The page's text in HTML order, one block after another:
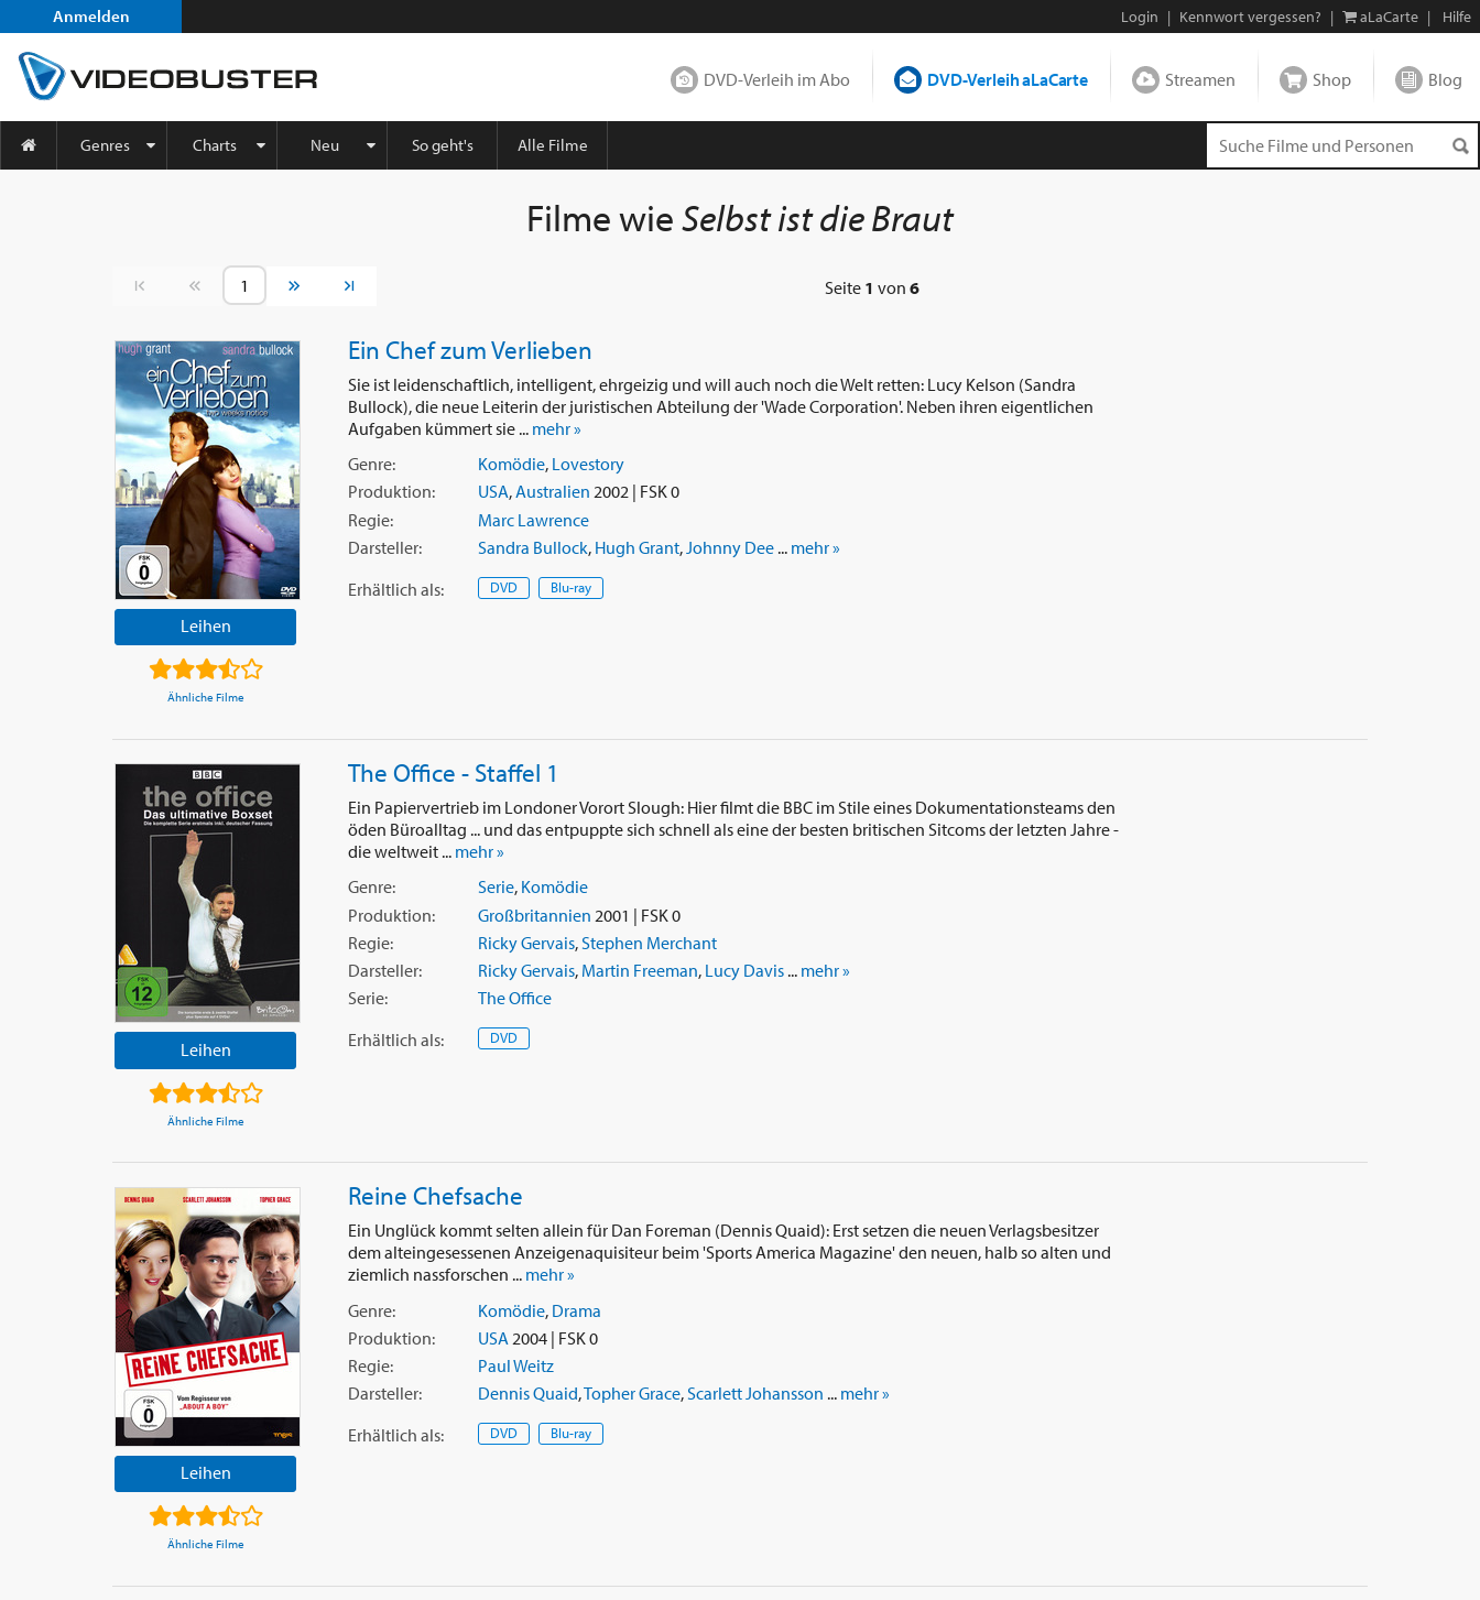
Anmelden Login | Kennwort vergessen? | aLaCarte | Hilfe
DVD-Verleih im Abo DVD-Verleih aLaCarte Streamen Shop Blog
Genres Charts Neu So geht's Alle Filme
Filme wieSelbst ist die Braut
Vorherige Seite Nächste Seite Seite 1 von 6
Leihen
Ähnliche Filme
Ein Chef zum Verlieben
Sie ist leidenschaftlich, intelligent, ehrgeizig und will auch noch die Welt retten: Lucy Kelson (Sandra
Bullock), die neue Leiterin der juristischen Abteilung der 'Wade Corporation'. Neben ihren eigentlichen
Aufgaben kümmert sie ... mehr »
Genre:
Komödie, Lovestory
Produktion:
USA,Australien 2002 | FSK 0
Regie:
Marc Lawrence
Darsteller:
Sandra Bullock, Hugh Grant, Johnny Dee... mehr »
Erhältlich als: DVD Blu-ray
Leihen
Ähnliche Filme
The Office - Staffel 1
Ein Papiervertrieb im Londoner Vorort Slough: Hier filmt die BBC im Stile eines Dokumentationsteams den
öden Büroalltag ... und das entpuppte sich schnell als eine der besten britischen Sitcoms der letzten Jahre -
die weltweit ... mehr »
Genre:
Serie, Komödie
Produktion:
Großbritannien 2001 | FSK 0
Regie:
Ricky Gervais, Stephen Merchant
Darsteller:
Ricky Gervais, Martin Freeman, Lucy Davis... mehr »
Serie:
The Office
Erhältlich als: DVD
Leihen
Ähnliche Filme
Reine Chefsache
Ein Unglück kommt selten allein für Dan Foreman (Dennis Quaid): Erst setzen die neuen Verlagsbesitzer
dem alteingesessenen Anzeigenaquisiteur beim 'Sports America Magazine' den neuen, halb so alten und
ziemlich nassforschen ... mehr »
Genre:
Komödie, Drama
Produktion:
USA 2004 | FSK 0
Regie:
Paul Weitz
Darsteller:
Dennis Quaid,Topher Grace,Scarlett Johansson ... mehr »
Erhältlich als: DVD Blu-ray